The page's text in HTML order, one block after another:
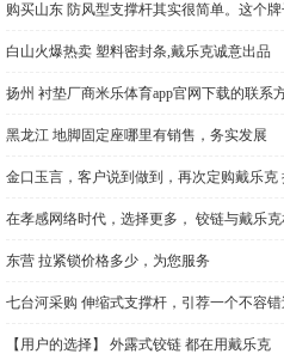
购买山东 防风型支撑杆其实很简单。这个
白山火爆热卖 塑料密封条,戴乐克诚意出品
扬州 衬垫厂商米乐体育app官网下载的联系
黑龙江 地脚固定座哪里有销售，务实发展
金口玉言，客户说到做到，再次定购戴乐克
在孝感网络时代，选择更多， 铰链与戴乐
东营 拉紧锁价格多少，为您服务
七台河采购 伸缩式支撑杆，引荐一个不容
【用户的选择】 外露式铰链 都在用戴乐克